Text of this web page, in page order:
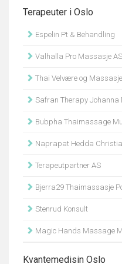
Terapeuter i Oslo
Espelin Pt & Behandling
Valhalla Pro Massasje AS
Thai Velvære og
Safran Therapy
Bubpha Thaimassage
Naprapat Hedda
Terapeutpartner AS
Bjerra29 Thaimassasje
Stenrud Konsult
Magic Hands Massage
Kvantemedisin Oslo